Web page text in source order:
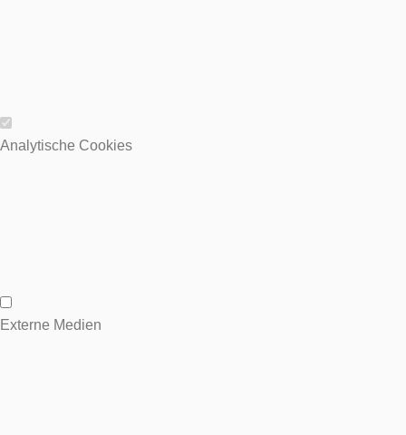
Wesentliche Cookies
Analytische Cookies
Analytische Cookies
Externe Medien